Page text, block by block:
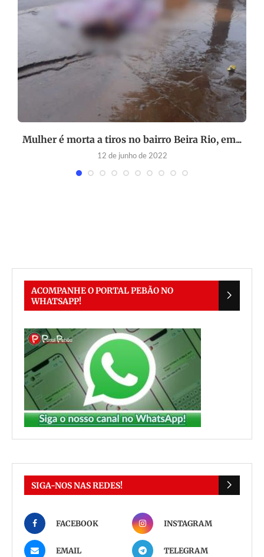
Mulher é morta a tiros no bairro Beira Rio, em...
12 de junho de 2022
ACOMPANHE O PORTAL PEBÃO NO
WHATSAPP!
SIGA-NOS NAS REDES!
FACEBOOK INSTAGRAM
EMAIL TELEGRAM